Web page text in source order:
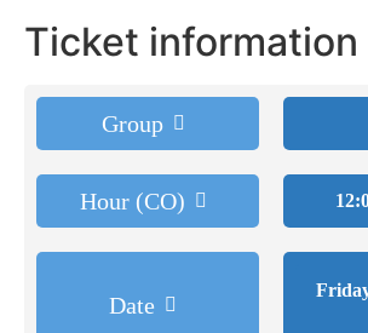
Ticket information
Group
Hour (CO)
Date